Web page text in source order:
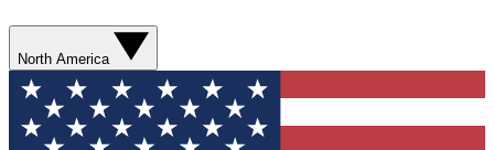
North America